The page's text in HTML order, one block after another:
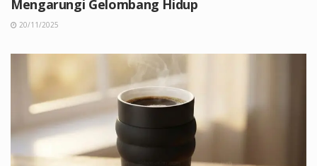
Mengarungi Gelombang Hidup
20/11/2025